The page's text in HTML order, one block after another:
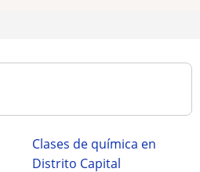
Clases de química en
Distrito Capital